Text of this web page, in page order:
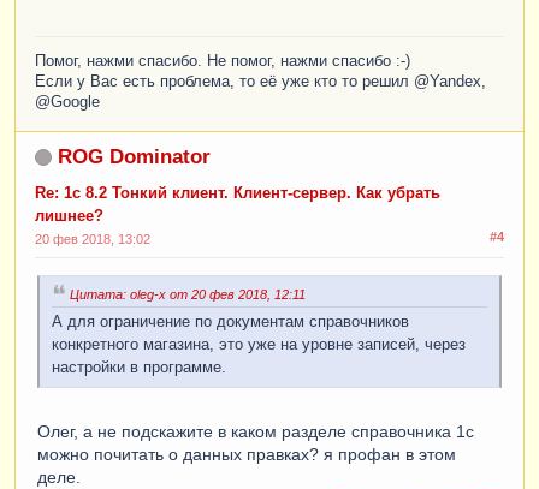
Помог, нажми спасибо. Не помог, нажми спасибо :-)
Если у Вас есть проблема, то её уже кто то решил @Yandex,
@Google
ROG Dominator
Re: 1с 8.2 Тонкий клиент. Клиент-сервер. Как убрать
лишнее?
#4
20 фев 2018, 13:02
Цитата: oleg-x от 20 фев 2018, 12:11
А для ограничение по документам справочников
конкретного магазина, это уже на уровне записей, через
настройки в программе.
Олег, а не подскажите в каком разделе справочника 1с
можно почитать о данных правках? я профан в этом
деле.